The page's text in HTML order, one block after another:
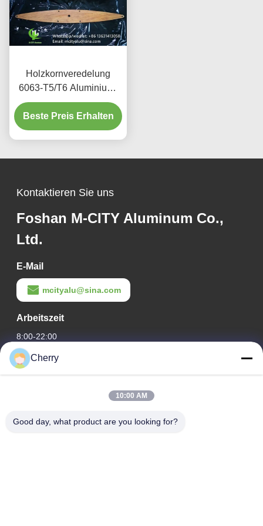
Holzkornveredelung
6063-T5/T6 Aluminium-
Aerofoil Louver mit 100
mm bis 600 mm Breite für
architektonische
Beste Preis Erhalten
Kontaktieren Sie uns
Foshan M-CITY Aluminum Co.,
Ltd.
E-Mail
mcityalu@sina.com
Arbeitszeit
8:00-22:00
Unsere Adresse
Hegui Industriepark, Lishui, Nanhai Foshan Guangdong PR
Cherry
10:00 AM
Good day, what product are you looking for?